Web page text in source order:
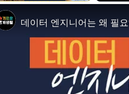
데이터 엔지니어는 왜 필